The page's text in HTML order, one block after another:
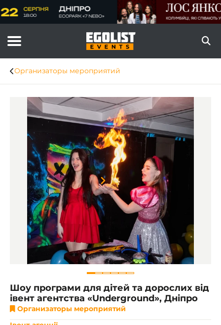
Организаторы мероприятий
Item
1
of
6
Шоу програми для дітей та дорослих від
івент агентства «Underground», Дніпро
Организаторы мероприятий